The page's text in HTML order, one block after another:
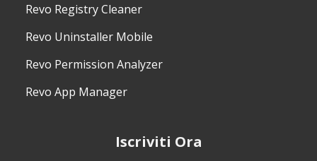
Revo Registry Cleaner
Revo Uninstaller Mobile
Revo Permission Analyzer
Revo App Manager
Iscriviti Ora